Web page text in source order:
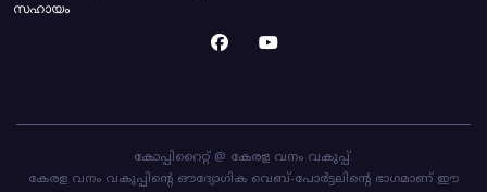
സഹായം
കോപ്പിറൈറ്റ് @ കേരള വനം വകുപ്പ്.
കേരള വനം വകുപ്പിന്റെ ഔദ്യോഗിക വെബ്-പോർട്ടലിന്റെ ഭാഗമാണ് ഈ